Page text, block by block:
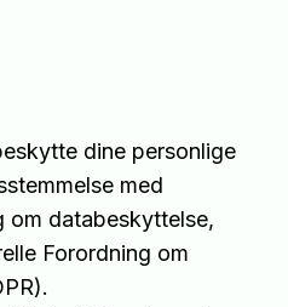
dine personlige
med
databeskyttelse,
Forordning om